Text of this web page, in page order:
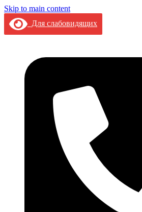
Skip to main content
Для слабовидящих